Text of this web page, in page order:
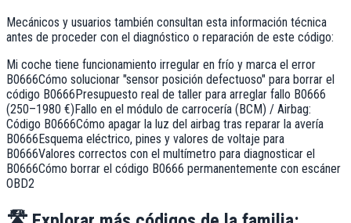
Mecánicos y usuarios también consultan esta información técnica
antes de proceder con el diagnóstico o reparación de este código:
Mi coche tiene funcionamiento irregular en frío y marca el error
B0666Cómo solucionar "sensor posición defectuoso" para borrar el
código B0666Presupuesto real de taller para arreglar fallo B0666
(250–1980 €)Fallo en el módulo de carrocería (BCM) / Airbag:
Código B0666Cómo apagar la luz del airbag tras reparar la avería
B0666Esquema eléctrico, pines y valores de voltaje para
B0666Valores correctos con el multímetro para diagnosticar el
B0666Cómo borrar el código B0666 permanentemente con escáner
OBD2